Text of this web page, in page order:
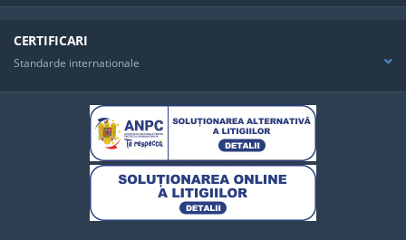
CERTIFICARI
Standarde internationale